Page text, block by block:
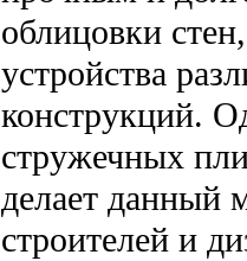
облицовки
устройства
конструкций.
стружечных
делает данный
строителей и